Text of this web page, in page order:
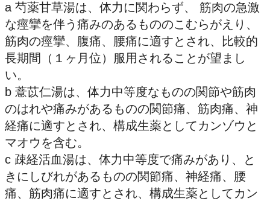
a 芍薬甘草湯は、体力に関わらず、 筋肉の急激
な痙攣を伴う痛みのあるもののこむらがえり、
筋肉の痙攣、腹痛、腰痛に適すとされ、比較的
長期間（１ヶ月位）服用されることが望まし
い。
b 薏苡仁湯は、体力中等度なものの関節や筋肉
のはれや痛みがあるものの関節痛、筋肉痛、神
経痛に適すとされ、構成生薬としてカンゾウと
マオウを含む。
c 疎経活血湯は、体力中等度で痛みがあり、と
きにしびれがあるものの関節痛、神経痛、腰
痛、筋肉痛に適すとされ、構成生薬としてカン